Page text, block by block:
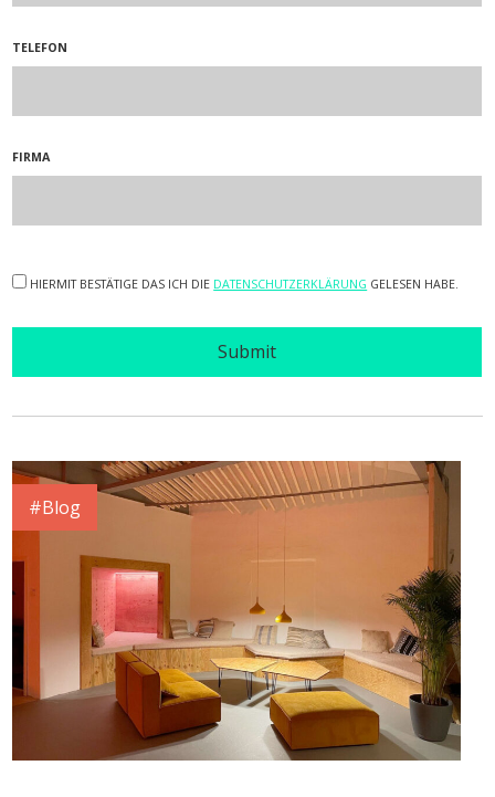
TELEFON
FIRMA
HIERMIT BESTÄTIGE DAS ICH DIE DATENSCHUTZERKLÄRUNG GELESEN HABE.
Submit
#Blog